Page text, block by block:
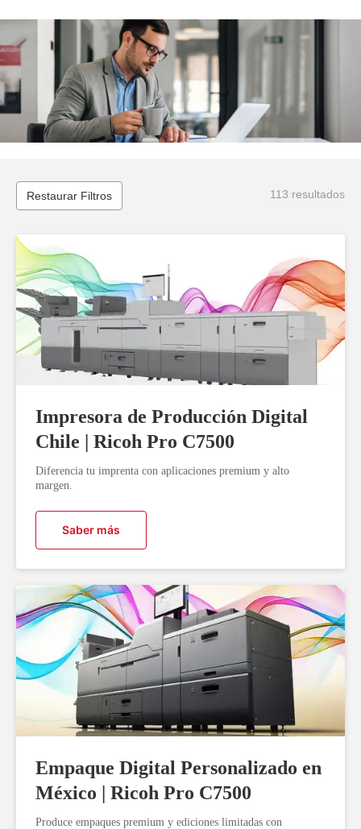
Educación
(4)
Producción
(13)
Educación
Superior
(23)
Digitizing
Workflows(27)
Gestión de
Comunicaciones
del Cliente(1)
Movilidad y
Ricoh
Paperless:
Digitalización y
Flujo de
Documentos
(11)
113 resultados
Restaurar Filtros
Impresora de Producción Digital
Chile | Ricoh Pro C7500
Diferencia tu imprenta con aplicaciones premium y alto
margen.
Saber más
Empaque Digital Personalizado en
México | Ricoh Pro C7500
Produce empaques premium y ediciones limitadas con